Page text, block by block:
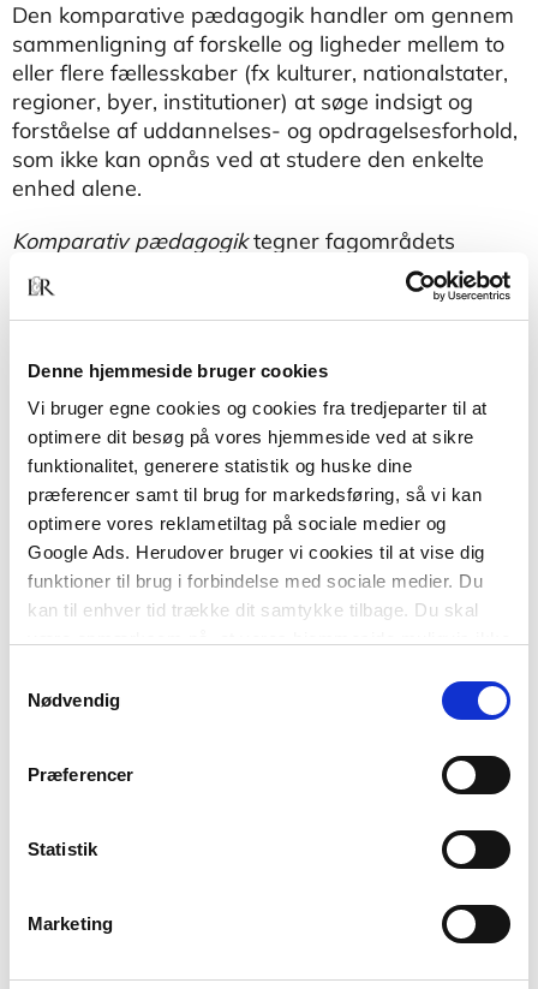
Denne hjemmeside bruger cookies
Vi bruger egne cookies og cookies fra tredjeparter til at
optimere dit besøg på vores hjemmeside ved at sikre
funktionalitet, generere statistik og huske dine
præferencer samt til brug for markedsføring, så vi kan
optimere vores reklametiltag på sociale medier og
Google Ads. Herudover bruger vi cookies til at vise dig
funktioner til brug i forbindelse med sociale medier. Du
kan til enhver tid trække dit samtykke tilbage. Du skal
tilbagetrækker et samtykke.
Nødvendig
Præferencer
Statistik
Marketing
Den komparative pædagogik handler om gennem
sammenligning af forskelle og ligheder mellem to
eller flere fællesskaber (fx kulturer, nationalstater,
regioner, byer, institutioner) at søge indsigt og
forståelse af uddannelses- og opdragelsesforhold,
som ikke kan opnås ved at studere den enkelte
enhed alene.
Komparativ pædagogiktegner fagområdets
historie samt metoder og genstandsområder og
sætter det ind i en videnskabsteoretisk
sammenhæng. Desuden opereres der med et
udspringer af uddannelsesinstitutioner, men i
højere grad produceres i bredere sammenhænge.
Komparativ pædagogikhenvender sig til
studerende og lærere på de videregående
pædagogiske uddannelser samt professionelle
med interesse inden for internationale studier.
Af samme forfatter